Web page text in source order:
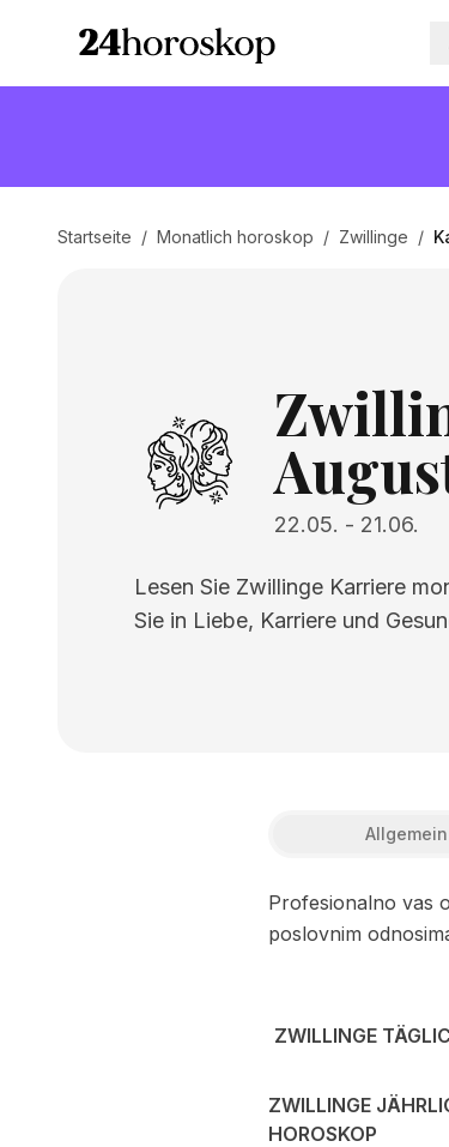
Startseite / Monatlich horoskop / Zwillinge /
22.05. - 21.06.
Lesen Sie Zwillinge Karriere
Sie in Liebe, Karriere und
Allgemein
Profesionalno vas
poslovnim
ZWILLINGE
ZWILLINGE
HOROSKOP